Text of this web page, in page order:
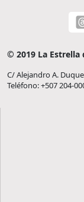
© 2019 La Estrella
C/ Alejandro A.
Teléfono: +507 204-